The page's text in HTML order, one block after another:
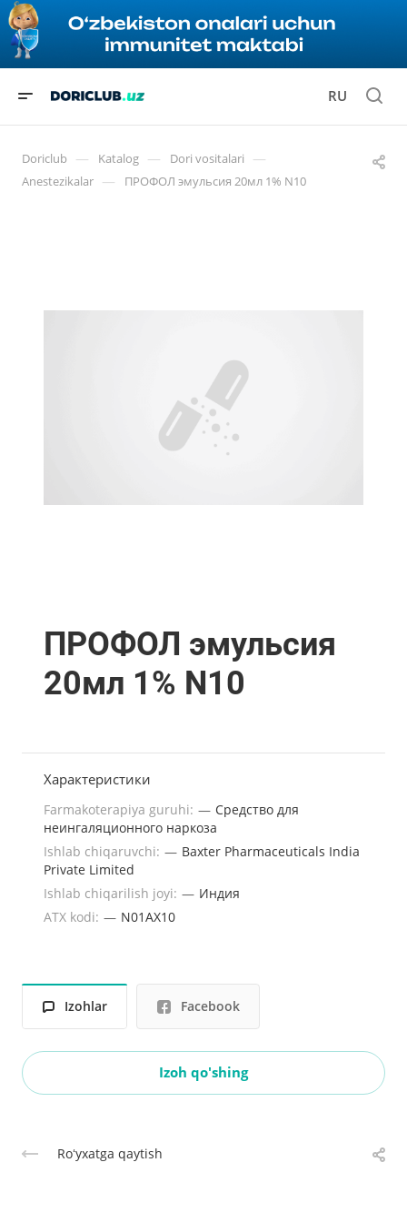
RU
Doriclub — Katalog — Dori vositalari —
Anestezikalar — ПРОФОЛ эмульсия 20мл 1% N10
ПРОФОЛ эмульсия
20мл 1% N10
Характеристики
Farmakoterapiya guruhi: — Средство для
неингаляционного наркоза
Ishlab chiqaruvchi: — Baxter Pharmaceuticals India
Private Limited
Ishlab chiqarilish joyi: — Индия
ATX kodi: — N01AX10
Izohlar Facebook
Izoh qo'shing
Roʻyxatga qaytish